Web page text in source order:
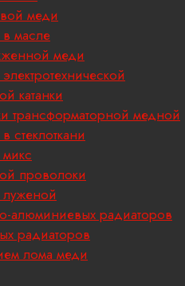
меди
масле
меди
катанки
трансформаторной медной
стеклоткани
проволоки
алюминиевых радиаторов
радиаторов
лома меди